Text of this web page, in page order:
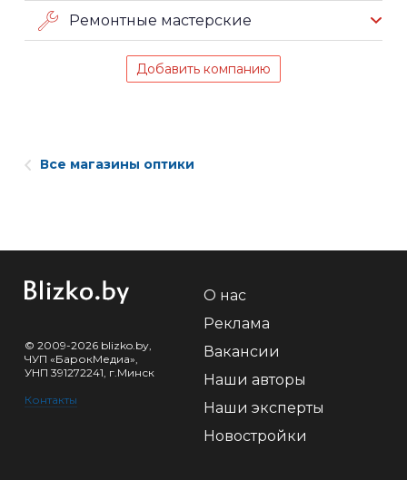
Ремонтные мастерские
Добавить компанию
Все магазины оптики
© 2009-2026 blizko.by,
ЧУП «БарокМедиа»,
УНП 391272241, г.Минск
Контакты
О нас
Реклама
Вакансии
Наши авторы
Наши эксперты
Новостройки